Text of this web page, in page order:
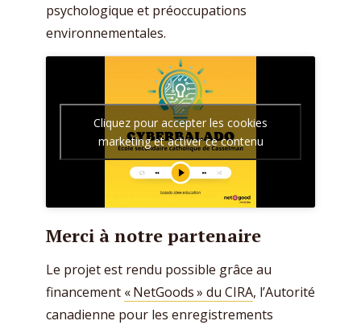
psychologique et préoccupations
environnementales.
Cliquez pour accepter les cookies
marketing et activer ce contenu
Merci à notre partenaire
Le projet est rendu possible grâce au
financement « NetGoods » du CIRA, l’Autorité
canadienne pour les enregistrements